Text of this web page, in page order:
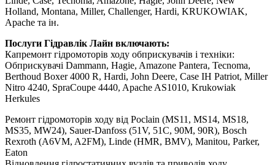
Holland, Montana, Miller, Challenger, Hardi, KRUKOWIAK,
Apache та ін.
Послуги Гідравлік Лайн включають:
Капремонт гідромоторів ходу обприскувачів і техніки:
Обприскувачі Dammann, Hagie, Amazone Pantera, Tecnoma,
Berthoud Boxer 4000 R, Hardi, John Deere, Case IH Patriot, Miller
Nitro 4240, SpraCoupe 4440, Apache AS1010, Krukowiak
Herkules
Ремонт гідромоторів ходу від Poclain (MS11, MS14, MS18,
MS35, MW24), Sauer-Danfoss (51V, 51C, 90M, 90R), Bosch
Rexroth (A6VM, A2FM), Linde (HMR, BMV), Manitou, Parker,
Eaton